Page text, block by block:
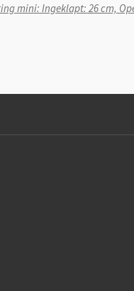
mini: Ingeklapt: 26 cm,